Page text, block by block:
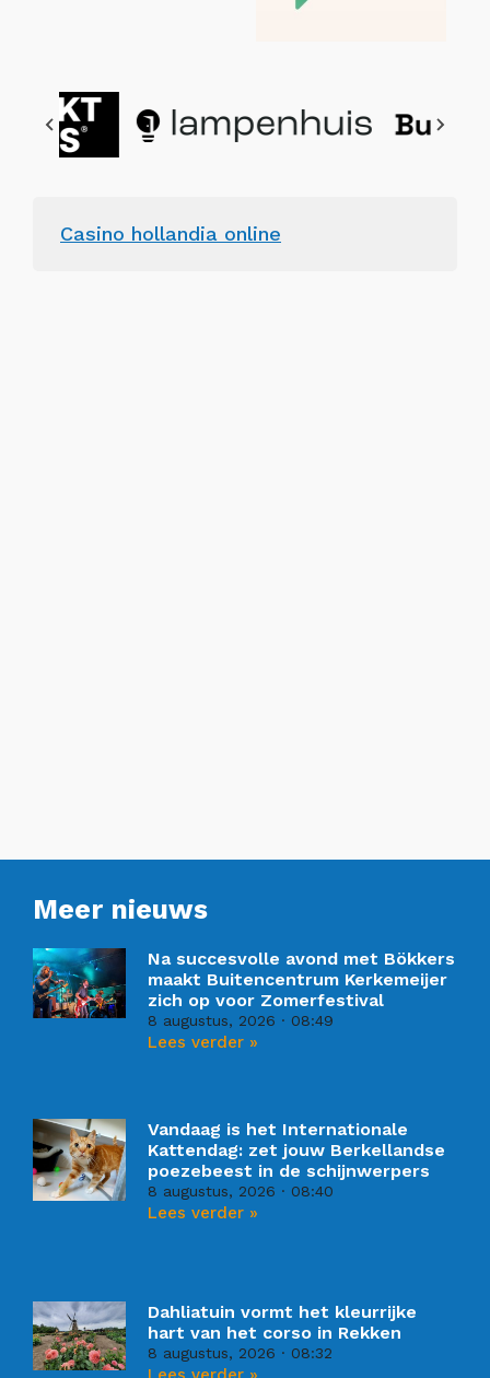
Casino hollandia online
Meer nieuws
Na succesvolle avond met Bökkers
maakt Buitencentrum Kerkemeijer
zich op voor Zomerfestival
8 augustus, 2026 08:49
Lees verder »
Vandaag is het Internationale
Kattendag: zet jouw Berkellandse
poezebeest in de schijnwerpers
8 augustus, 2026 08:40
Lees verder »
Dahliatuin vormt het kleurrijke
hart van het corso in Rekken
8 augustus, 2026 08:32